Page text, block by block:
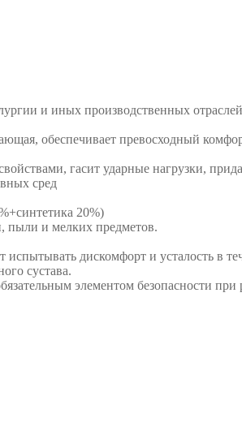
и иных производственных
обеспечивает превосходный
гасит ударные нагрузки,
сред
20%)
пыли и мелких предметов.
дискомфорт и усталость в
сустава.
элементом безопасности при